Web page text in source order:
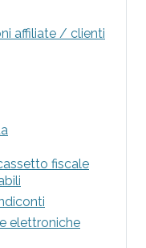
affiliate / clienti
fiscale
elettroniche